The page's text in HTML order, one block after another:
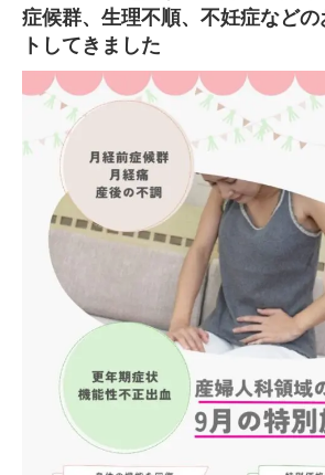
症候群、生理不順、不妊症など
トしてきました